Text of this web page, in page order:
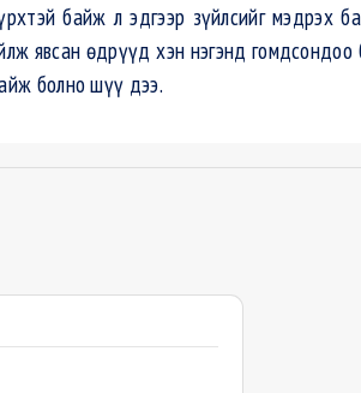
байж л эдгээр зүйлсийг мэдрэх
явсан өдрүүд хэн нэгэнд
болно шүү дээ.